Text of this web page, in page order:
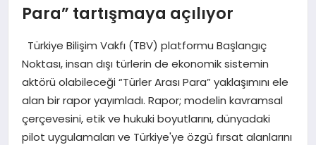
EKONOMI
TEKNOLOJI
SAĞLIK
EĞITIM
Para” tartışmaya açılıyor
Türkiye Bilişim Vakfı (TBV) platformu Başlangıç
Noktası, insan dışı türlerin de ekonomik sistemin
aktörü olabileceği “Türler Arası Para” yaklaşımını ele
alan bir rapor yayımladı. Rapor; modelin kavramsal
çerçevesini, etik ve hukuki boyutlarını, dünyadaki
pilot uygulamaları ve Türkiye'ye özgü fırsat alanlarını